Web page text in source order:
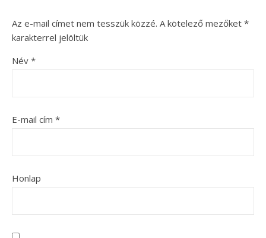
Az e-mail címet nem tesszük közzé. A kötelező mezőket *
karakterrel jelöltük
Név *
E-mail cím *
Honlap